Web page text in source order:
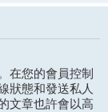
在您的會員控制
狀態和發送私人
文章也許會以高